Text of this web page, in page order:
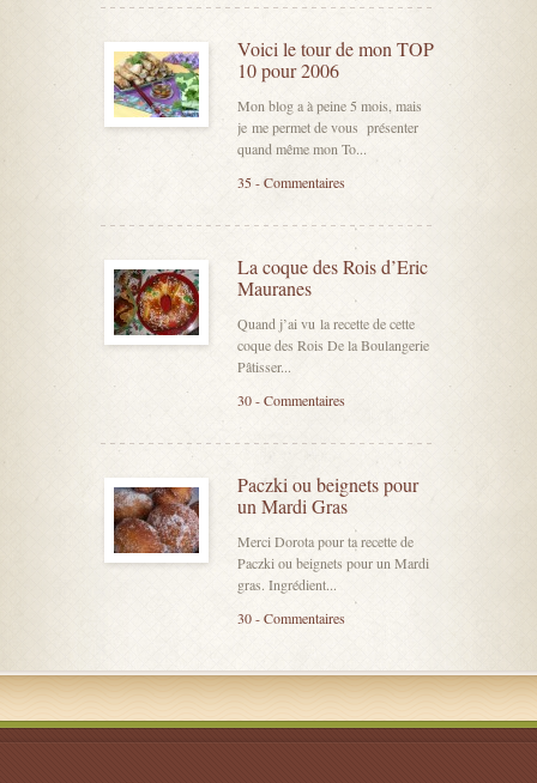
Voici le tour de mon TOP
10 pour 2006
Mon blog a à peine 5 mois, mais
je me permet de vous présenter
quand même mon To...
35 - Commentaires
La coque des Rois d’Eric
Mauranes
Quand j’ai vu la recette de cette
coque des Rois De la Boulangerie
Pâtisser...
30 - Commentaires
Paczki ou beignets pour
un Mardi Gras
Merci Dorota pour ta recette de
Paczki ou beignets pour un Mardi
gras. Ingrédient...
30 - Commentaires